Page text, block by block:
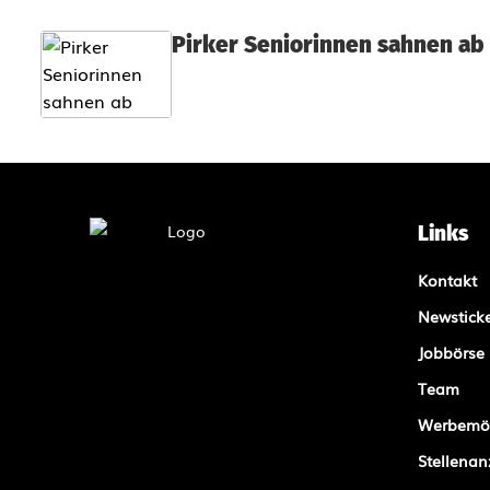
d
n
Pirker Seniorinnen sahnen ab
Links
Kontakt
Jobbörse
Team